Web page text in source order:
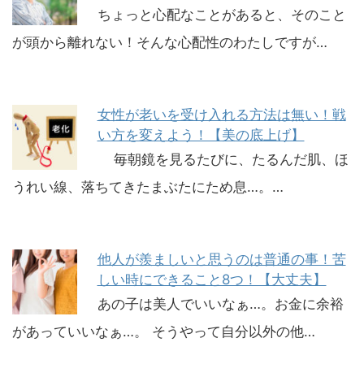
ちょっと心配なことがあると、そのこと
が頭から離れない！そんな心配性のわたしですが…
女性が老いを受け入れる方法は無い！戦
い方を変えよう！【美の底上げ】
毎朝鏡を見るたびに、たるんだ肌、ほ
うれい線、落ちてきたまぶたにため息…。…
他人が羨ましいと思うのは普通の事！苦
しい時にできること8つ！【大丈夫】
あの子は美人でいいなぁ…。お金に余裕
があっていいなぁ…。 そうやって自分以外の他…